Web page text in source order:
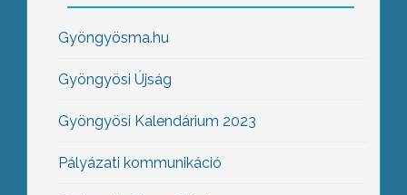
Gyöngyösma.hu
Gyöngyösi Újság
Gyöngyösi Kalendárium 2023
Pályázati kommunikáció